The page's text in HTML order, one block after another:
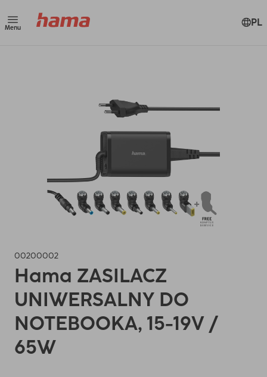
Menu PL
00200002
Hama ZASILACZ
UNIWERSALNY DO
NOTEBOOKA, 15-19V /
65W